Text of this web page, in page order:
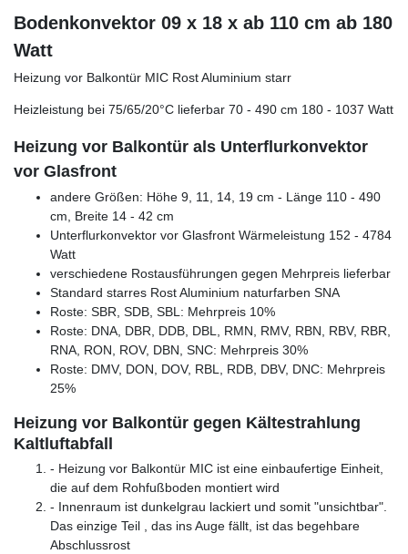
Bodenkonvektor 09 x 18 x ab 110 cm ab 180
Watt
Heizung vor Balkontür MIC Rost Aluminium starr
Heizleistung bei 75/65/20°C lieferbar 70 - 490 cm 180 - 1037 Watt
Heizung vor Balkontür als Unterflurkonvektor
vor Glasfront
andere Größen: Höhe 9, 11, 14, 19 cm - Länge 110 - 490
cm, Breite 14 - 42 cm
Unterflurkonvektor vor Glasfront Wärmeleistung 152 - 4784
Watt
verschiedene Rostausführungen gegen Mehrpreis lieferbar
Standard starres Rost Aluminium naturfarben SNA
Roste: SBR, SDB, SBL: Mehrpreis 10%
Roste: DNA, DBR, DDB, DBL, RMN, RMV, RBN, RBV, RBR,
RNA, RON, ROV, DBN, SNC: Mehrpreis 30%
Roste: DMV, DON, DOV, RBL, RDB, DBV, DNC: Mehrpreis
25%
Heizung vor Balkontür gegen Kältestrahlung
Kaltluftabfall
- Heizung vor Balkontür MIC ist eine einbaufertige Einheit,
die auf dem Rohfußboden montiert wird
- Innenraum ist dunkelgrau lackiert und somit "unsichtbar".
Das einzige Teil , das ins Auge fällt, ist das begehbare
Abschlussrost